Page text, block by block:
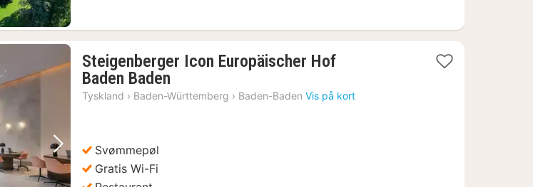
Næste billede
Steigenberger Icon Europäischer Hof
Baden Baden
nat
Tyskland › Baden-Württemberg › Baden-Baden Vis på kort
Svømmepøl
Gratis Wi-Fi